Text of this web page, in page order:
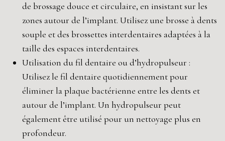
de brossage douce et circulaire, en insistant sur les
zones autour de l’implant. Utilisez une brosse à dents
souple et des brossettes interdentaires adaptées à la
taille des espaces interdentaires.
Utilisation du fil dentaire ou d’hydropulseur :
Utilisez le fil dentaire quotidiennement pour
éliminer la plaque bactérienne entre les dents et
autour de l’implant. Un hydropulseur peut
également être utilisé pour un nettoyage plus en
profondeur.